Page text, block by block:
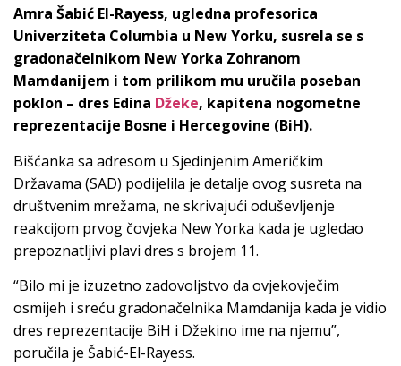
Amra Šabić El-Rayess, ugledna profesorica
Univerziteta Columbia u New Yorku, susrela se s
gradonačelnikom New Yorka Zohranom
Mamdanijem i tom prilikom mu uručila poseban
poklon – dres Edina Džeke, kapitena nogometne
reprezentacije Bosne i Hercegovine (BiH).
Bišćanka sa adresom u Sjedinjenim Američkim
Državama (SAD) podijelila je detalje ovog susreta na
društvenim mrežama, ne skrivajući oduševljenje
reakcijom prvog čovjeka New Yorka kada je ugledao
prepoznatljivi plavi dres s brojem 11.
“Bilo mi je izuzetno zadovoljstvo da ovjekovječim
osmijeh i sreću gradonačelnika Mamdanija kada je vidio
dres reprezentacije BiH i Džekino ime na njemu”,
poručila je Šabić-El-Rayess.